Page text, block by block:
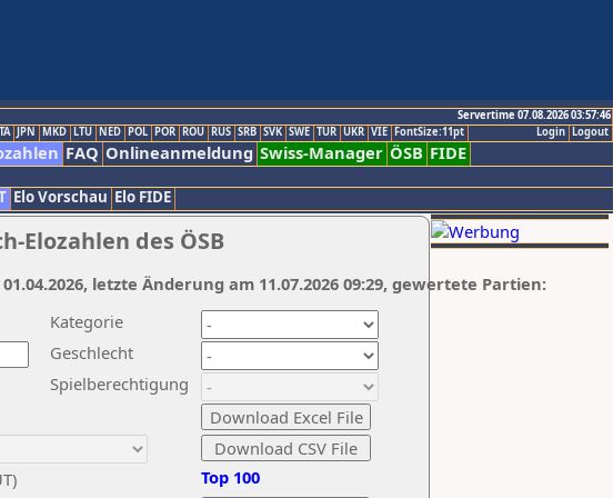
Servertime 07.08.2026 03:57:46
Logout
Login
JPN MKD LTU NED POL POR ROU RUS SRB SVK SWE TUR UKR VIE FontSize:11pt
FAQ Onlineanmeldung Swiss-Manager ÖSB FIDE
Elo Vorschau Elo FIDE
Elozahlen des ÖSB
Kategorie
Geschlecht
Spielberechtigung
Top 100
letzte Änderung am 11.07.2026 09:29, gewertete Partien: